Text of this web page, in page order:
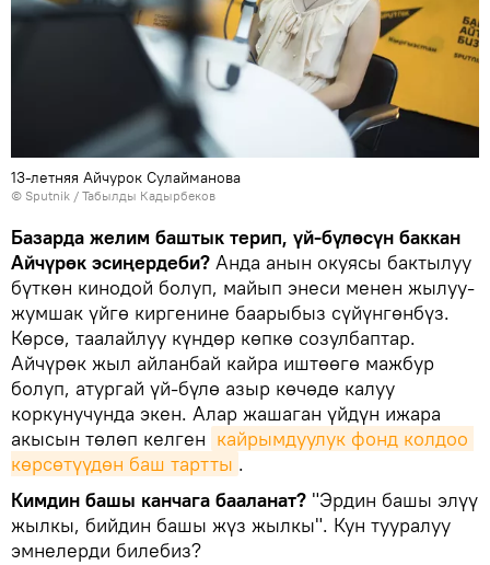
13-летняя Айчурок Сулайманова
© Sputnik / Табылды Кадырбеков
Базарда желим баштык терип, үй-бүлөсүн баккан
Айчүрөк эсиңердеби? Анда анын окуясы бактылуу
бүткөн кинодой болуп, майып энеси менен жылуу-
жумшак үйгө киргенине баарыбыз сүйүнгөнбүз.
Көрсө, таалайлуу күндөр көпкө созулбаптар.
Айчүрөк жыл айланбай кайра иштөөгө мажбур
болуп, атургай үй-бүлө азыр көчөдө калуу
коркунучунда экен. Алар жашаган үйдүн ижара
акысын төлөп келген кайрымдуулук фонд колдоо
көрсөтүүдөн баш тартты .
Кимдин башы канчага бааланат? "Эрдин башы элүү
жылкы, бийдин башы жүз жылкы". Кун тууралуу
эмнелерди билебиз?